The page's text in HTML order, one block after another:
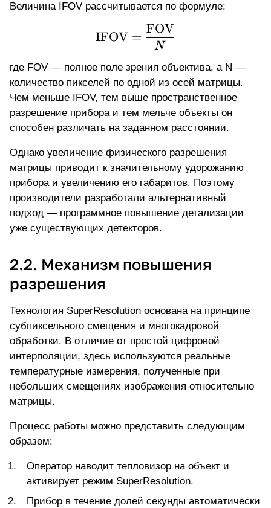
Величина IFOV рассчитывается по формуле:
\text{IFOV} =
IFOV =
N
FOV
где FOV — полное поле зрения объектива, а N —
количество пикселей по одной из осей матрицы.
Чем меньше IFOV, тем выше пространственное
разрешение прибора и тем мельче объекты он
способен различать на заданном расстоянии.
Однако увеличение физического разрешения
матрицы приводит к значительному удорожанию
прибора и увеличению его габаритов. Поэтому
производители разработали альтернативный
подход — программное повышение детализации
уже существующих детекторов.
2.2. Механизм повышения
разрешения
Технология SuperResolution основана на принципе
субпиксельного смещения и многокадровой
обработки. В отличие от простой цифровой
интерполяции, здесь используются реальные
температурные измерения, полученные при
небольших смещениях изображения относительно
матрицы.
Процесс работы можно представить следующим
образом:
Оператор наводит тепловизор на объект и
активирует режим SuperResolution.
Прибор в течение долей секунды автоматически